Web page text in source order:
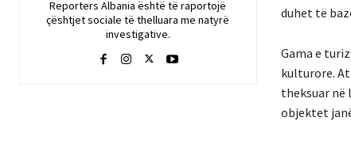
Reporters Albania është të raportojë
çështjet sociale të thelluara me natyrë
investigative.
duhet të
Gama e
kulturore.
theksuar në
objektet